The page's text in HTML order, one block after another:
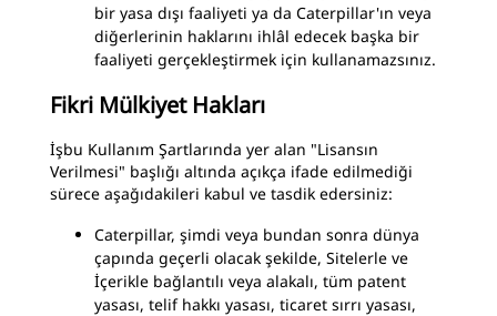
bir yasa dışı faaliyeti ya da Caterpillar'ın veya
diğerlerinin haklarını ihlâl edecek başka bir
faaliyeti gerçekleştirmek için kullanamazsınız.
Fikri Mülkiyet Hakları
İşbu Kullanım Şartlarında yer alan "Lisansın
Verilmesi" başlığı altında açıkça ifade edilmediği
sürece aşağıdakileri kabul ve tasdik edersiniz:
Caterpillar, şimdi veya bundan sonra dünya
çapında geçerli olacak şekilde, Sitelerle ve
İçerikle bağlantılı veya alakalı, tüm patent
yasası, telif hakkı yasası, ticaret sırrı yasası,